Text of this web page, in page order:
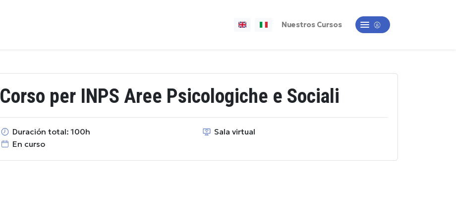
Nuestros Cursos
Corso per INPS Aree Psicologiche e Sociali
Duración total: 100h
Sala virtual
En curso